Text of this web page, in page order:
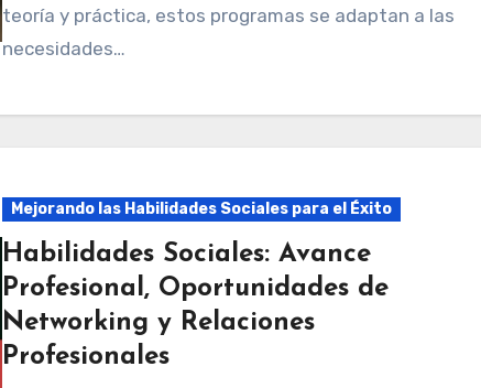
teoría y práctica, estos programas se adaptan a las
necesidades…
Mejorando las Habilidades Sociales para el Éxito
Habilidades Sociales: Avance
Profesional, Oportunidades de
Networking y Relaciones
Profesionales